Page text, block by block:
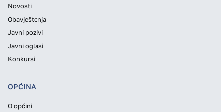
Novosti
Obavještenja
Javni pozivi
Javni oglasi
Konkursi
OPĆINA
O općini